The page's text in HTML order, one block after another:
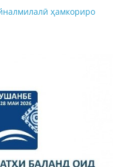
ҳамкориро